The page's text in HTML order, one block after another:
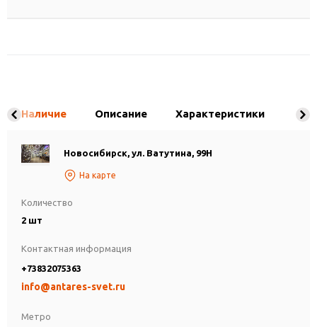
Наличие Описание Характеристики
Новосибирск, ул. Ватутина, 99Н
На карте
Количество
2 шт
Метро
Контактная информация
+73832075363
info@antares-svet.ru